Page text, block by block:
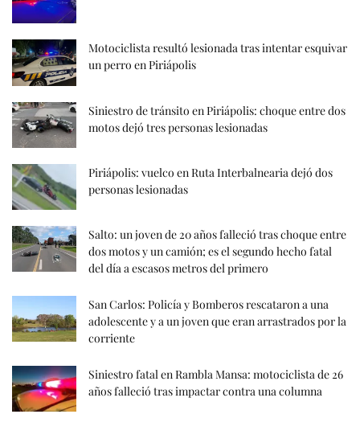
Motociclista resultó lesionada tras intentar esquivar
un perro en Piriápolis
Siniestro de tránsito en Piriápolis: choque entre dos
motos dejó tres personas lesionadas
Piriápolis: vuelco en Ruta Interbalnearia dejó dos
personas lesionadas
Salto: un joven de 20 años falleció tras choque entre
dos motos y un camión; es el segundo hecho fatal
del día a escasos metros del primero
San Carlos: Policía y Bomberos rescataron a una
adolescente y a un joven que eran arrastrados por la
corriente
Siniestro fatal en Rambla Mansa: motociclista de 26
años falleció tras impactar contra una columna